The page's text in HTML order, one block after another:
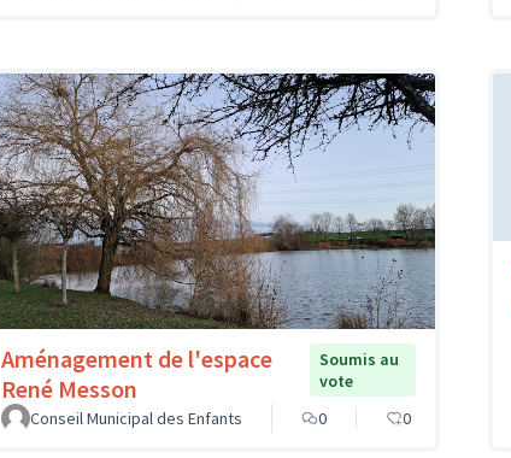
Aménagement de l'espace
René Messon
Soumis au
vote
Conseil Municipal des Enfants
0 0